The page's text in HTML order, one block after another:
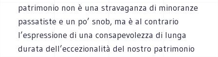
patrimonio non è una stravaganza di minoranze
passatiste e un po’ snob, ma è al contrario
l’espressione di una consapevolezza di lunga
durata dell’eccezionalità del nostro patrimonio